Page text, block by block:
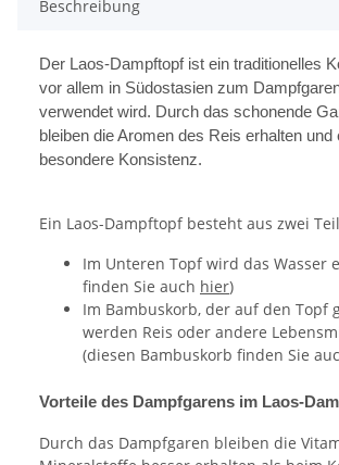
Beschreibung
Der Laos-Dampftopf ist ein traditionelles
vor allem in Südostasien zum
verwendet wird. Durch das schonende
bleiben die Aromen des Reis erhalten und
besondere Konsistenz.
Ein Laos-Dampftopf besteht aus zwei
Im Unteren Topf wird das Wasser
finden Sie auch hier)
Im Bambuskorb, der auf den Topf
werden Reis oder andere
(diesen Bambuskorb finden Sie
Vorteile des Dampfgarens im Laos-
Durch das Dampfgaren bleiben die